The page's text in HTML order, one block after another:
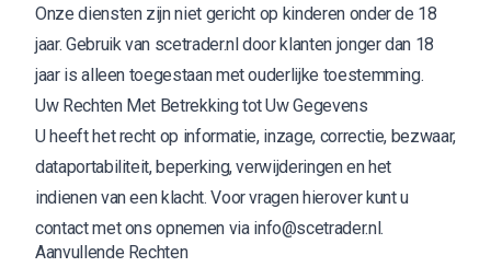
Onze diensten zijn niet gericht op kinderen onder de 18
jaar. Gebruik van scetrader.nldoor klanten jonger dan 18
jaar is alleen toegestaan met ouderlijke toestemming.
Uw Rechten Met Betrekking tot Uw Gegevens
U heeft het recht op informatie, inzage, correctie, bezwaar,
dataportabiliteit, beperking, verwijderingen en het
indienen van een klacht. Voor vragen hierover kunt u
contact met ons opnemen via info@scetrader.nl.
Aanvullende Rechten